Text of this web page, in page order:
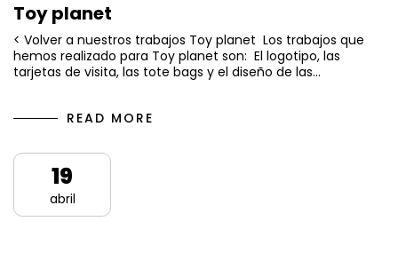
Toy planet
< Volver a nuestros trabajos Toy planet Los trabajos que
hemos realizado para Toy planet son: El logotipo, las
tarjetas de visita, las tote bags y el diseño de las…
READ MORE
19
abril